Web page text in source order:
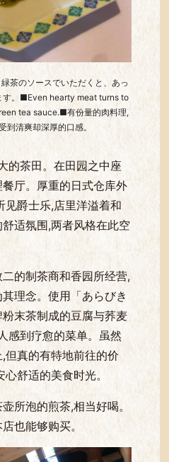
茶のソースでいただくと、あっ
す。■Even hearty meat turns to
tea sauce.■有份量的肉料理,
到清爽却深厚的口感。
的茶田。在田园之中座
厅。厚重的日式仓库外
见爵士乐,店里洋溢着和
适氛围,两者风格在此空
的制茶商和香园所经营,
理念。使用「あらびき
末茶制成的豆腐与荞麦
感到疗愈的菜单。虽然
但真的有特地前往的价
舒适的美食时光。
所泡的煎茶,相当好喝。
也能够购买。